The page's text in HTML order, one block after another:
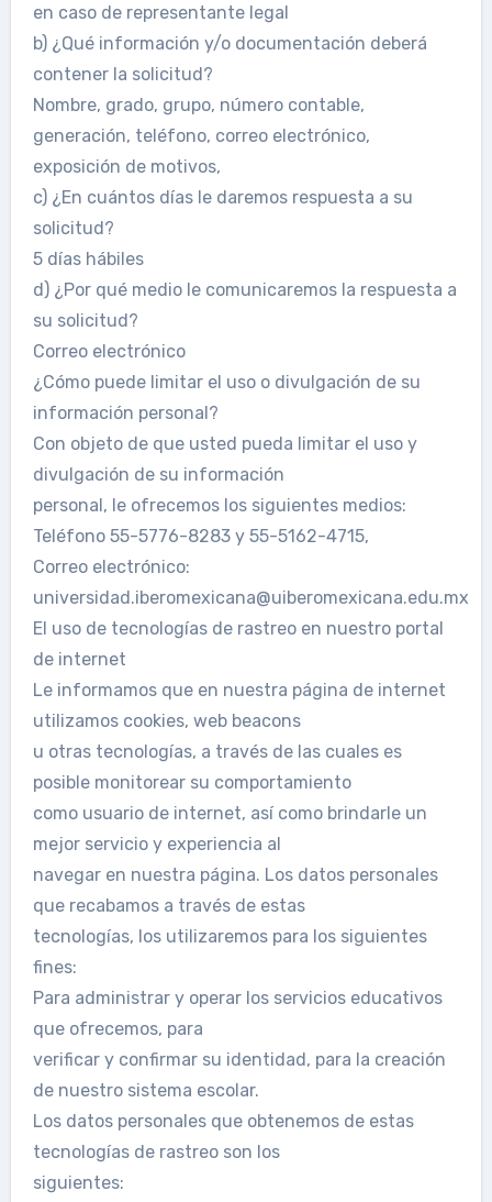
en caso de representante legal
b) ¿Qué información y/o documentación deberá
contener la solicitud?
Nombre, grado, grupo, número contable,
generación, teléfono, correo electrónico,
exposición de motivos,
c) ¿En cuántos días le daremos respuesta a su
solicitud?
5 días hábiles
d) ¿Por qué medio le comunicaremos la respuesta a
su solicitud?
Correo electrónico
¿Cómo puede limitar el uso o divulgación de su
información personal?
Con objeto de que usted pueda limitar el uso y
divulgación de su información
personal, le ofrecemos los siguientes medios:
Teléfono 55-5776-8283 y 55-5162-4715,
Correo electrónico:
universidad.iberomexicana@uiberomexicana.edu.mx
El uso de tecnologías de rastreo en nuestro portal
de internet
Le informamos que en nuestra página de internet
utilizamos cookies, web beacons
u otras tecnologías, a través de las cuales es
posible monitorear su comportamiento
como usuario de internet, así como brindarle un
mejor servicio y experiencia al
navegar en nuestra página. Los datos personales
que recabamos a través de estas
tecnologías, los utilizaremos para los siguientes
fines:
Para administrar y operar los servicios educativos
que ofrecemos, para
verificar y confirmar su identidad, para la creación
de nuestro sistema escolar.
Los datos personales que obtenemos de estas
tecnologías de rastreo son los
siguientes: